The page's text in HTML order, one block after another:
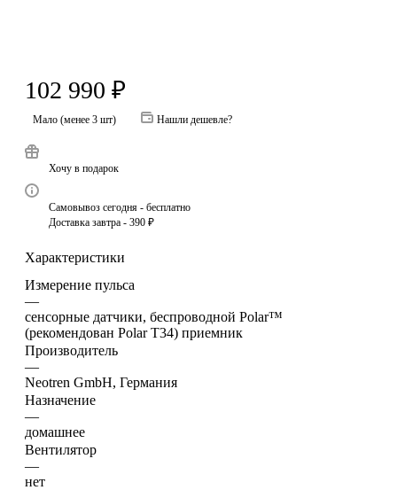
102 990 ₽
Мало (менее 3 шт) Нашли дешевле?
Хочу в подарок
Самовывоз сегодня - бесплатно
Доставка завтра - 390 ₽
Характеристики
Измерение пульса
—
сенсорные датчики, беспроводной Polar™
(рекомендован Polar T34) приемник
Производитель
—
Neotren GmbH, Германия
Назначение
—
домашнее
Вентилятор
—
нет